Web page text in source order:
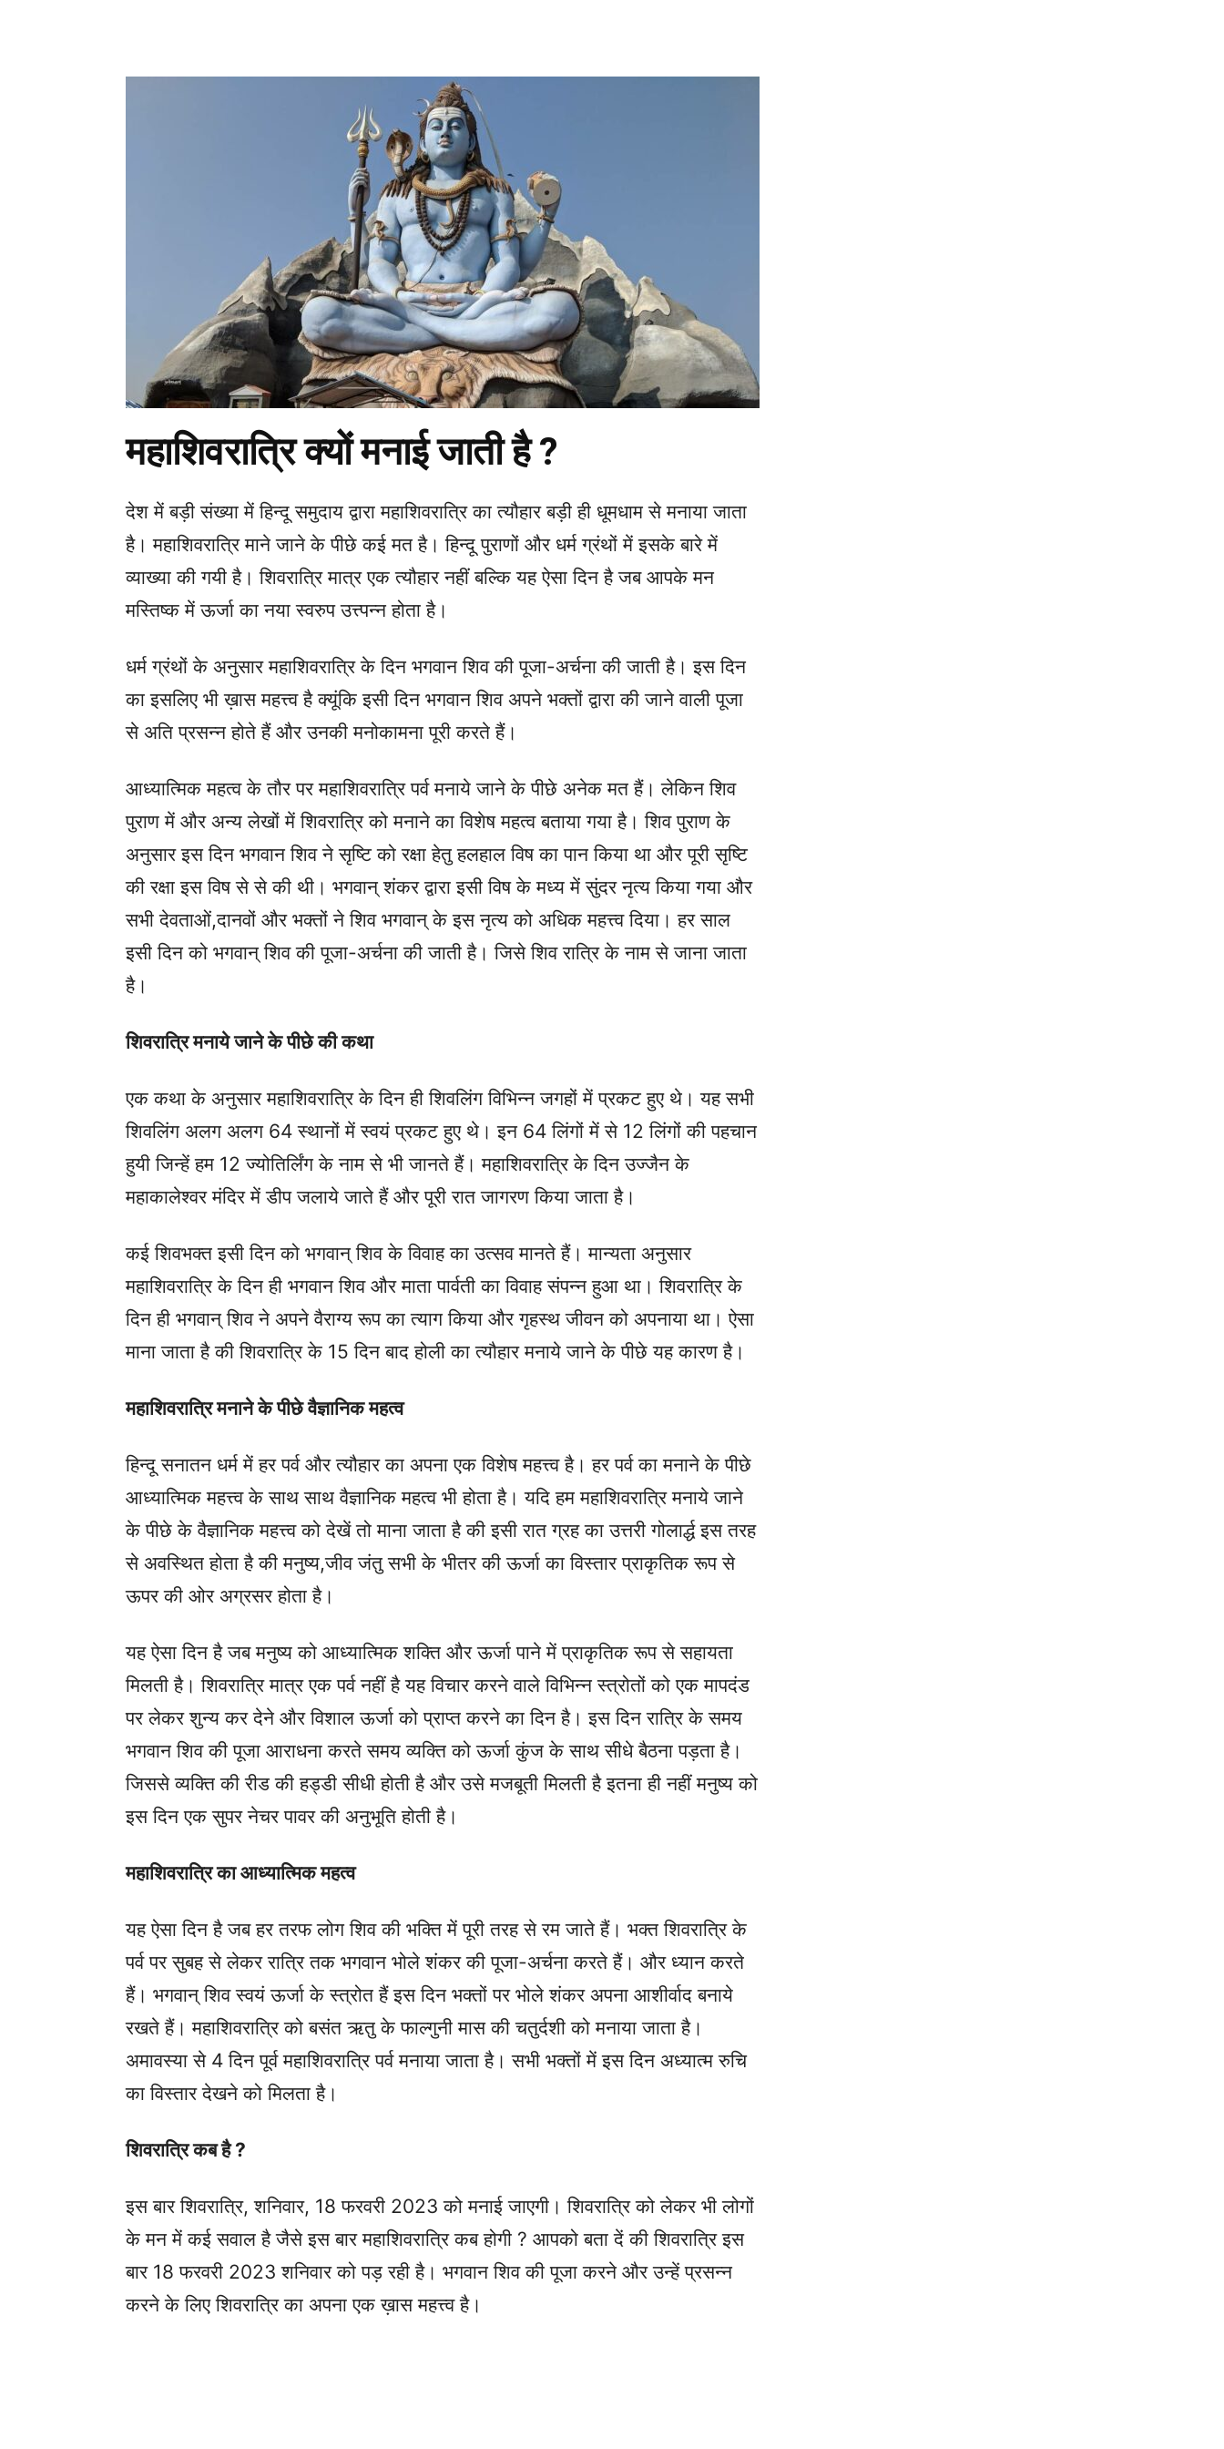
महाशिवरात्रि क्यों मनाई जाती है ?
देश में बड़ी संख्या में हिन्दू समुदाय द्वारा महाशिवरात्रि का त्यौहार बड़ी ही धूमधाम से मनाया जाता
है। महाशिवरात्रि माने जाने के पीछे कई मत है। हिन्दू पुराणों और धर्म ग्रंथों में इसके बारे में
व्याख्या की गयी है। शिवरात्रि मात्र एक त्यौहार नहीं बल्कि यह ऐसा दिन है जब आपके मन
मस्तिष्क में ऊर्जा का नया स्वरुप उत्त्पन्न होता है।
धर्म ग्रंथों के अनुसार महाशिवरात्रि के दिन भगवान शिव की पूजा-अर्चना की जाती है। इस दिन
का इसलिए भी ख़ास महत्त्व है क्यूंकि इसी दिन भगवान शिव अपने भक्तों द्वारा की जाने वाली पूजा
से अति प्रसन्न होते हैं और उनकी मनोकामना पूरी करते हैं।
आध्यात्मिक महत्व के तौर पर महाशिवरात्रि पर्व मनाये जाने के पीछे अनेक मत हैं। लेकिन शिव
पुराण में और अन्य लेखों में शिवरात्रि को मनाने का विशेष महत्व बताया गया है। शिव पुराण के
अनुसार इस दिन भगवान शिव ने सृष्टि को रक्षा हेतु हलहाल विष का पान किया था और पूरी सृष्टि
की रक्षा इस विष से से की थी। भगवान् शंकर द्वारा इसी विष के मध्य में सुंदर नृत्य किया गया और
सभी देवताओं,दानवों और भक्तों ने शिव भगवान् के इस नृत्य को अधिक महत्त्व दिया। हर साल
इसी दिन को भगवान् शिव की पूजा-अर्चना की जाती है। जिसे शिव रात्रि के नाम से जाना जाता
है।
शिवरात्रि मनाये जाने के पीछे की कथा
एक कथा के अनुसार महाशिवरात्रि के दिन ही शिवलिंग विभिन्न जगहों में प्रकट हुए थे। यह सभी
शिवलिंग अलग अलग 64 स्थानों में स्वयं प्रकट हुए थे। इन 64 लिंगों में से 12 लिंगों की पहचान
हुयी जिन्हें हम 12 ज्योतिर्लिंग के नाम से भी जानते हैं। महाशिवरात्रि के दिन उज्जैन के
महाकालेश्वर मंदिर में डीप जलाये जाते हैं और पूरी रात जागरण किया जाता है।
कई शिवभक्त इसी दिन को भगवान् शिव के विवाह का उत्सव मानते हैं। मान्यता अनुसार
महाशिवरात्रि के दिन ही भगवान शिव और माता पार्वती का विवाह संपन्न हुआ था। शिवरात्रि के
दिन ही भगवान् शिव ने अपने वैराग्य रूप का त्याग किया और गृहस्थ जीवन को अपनाया था। ऐसा
माना जाता है की शिवरात्रि के 15 दिन बाद होली का त्यौहार मनाये जाने के पीछे यह कारण है।
महाशिवरात्रि मनाने के पीछे वैज्ञानिक महत्व
हिन्दू सनातन धर्म में हर पर्व और त्यौहार का अपना एक विशेष महत्त्व है। हर पर्व का मनाने के पीछे
आध्यात्मिक महत्त्व के साथ साथ वैज्ञानिक महत्व भी होता है। यदि हम महाशिवरात्रि मनाये जाने
के पीछे के वैज्ञानिक महत्त्व को देखें तो माना जाता है की इसी रात ग्रह का उत्तरी गोलार्द्ध इस तरह
से अवस्थित होता है की मनुष्य,जीव जंतु सभी के भीतर की ऊर्जा का विस्तार प्राकृतिक रूप से
ऊपर की ओर अग्रसर होता है।
यह ऐसा दिन है जब मनुष्य को आध्यात्मिक शक्ति और ऊर्जा पाने में प्राकृतिक रूप से सहायता
मिलती है। शिवरात्रि मात्र एक पर्व नहीं है यह विचार करने वाले विभिन्न स्त्रोतों को एक मापदंड
पर लेकर शुन्य कर देने और विशाल ऊर्जा को प्राप्त करने का दिन है। इस दिन रात्रि के समय
भगवान शिव की पूजा आराधना करते समय व्यक्ति को ऊर्जा कुंज के साथ सीधे बैठना पड़ता है।
जिससे व्यक्ति की रीड की हड्डी सीधी होती है और उसे मजबूती मिलती है इतना ही नहीं मनुष्य को
इस दिन एक सुपर नेचर पावर की अनुभूति होती है।
महाशिवरात्रि का आध्यात्मिक महत्व
यह ऐसा दिन है जब हर तरफ लोग शिव की भक्ति में पूरी तरह से रम जाते हैं। भक्त शिवरात्रि के
पर्व पर सुबह से लेकर रात्रि तक भगवान भोले शंकर की पूजा-अर्चना करते हैं। और ध्यान करते
हैं। भगवान् शिव स्वयं ऊर्जा के स्त्रोत हैं इस दिन भक्तों पर भोले शंकर अपना आशीर्वाद बनाये
रखते हैं। महाशिवरात्रि को बसंत ऋतु के फाल्गुनी मास की चतुर्दशी को मनाया जाता है।
अमावस्या से 4 दिन पूर्व महाशिवरात्रि पर्व मनाया जाता है। सभी भक्तों में इस दिन अध्यात्म रुचि
का विस्तार देखने को मिलता है।
शिवरात्रि कब है ?
इस बार शिवरात्रि, शनिवार, 18 फरवरी 2023 को मनाई जाएगी। शिवरात्रि को लेकर भी लोगों
के मन में कई सवाल है जैसे इस बार महाशिवरात्रि कब होगी ? आपको बता दें की शिवरात्रि इस
बार 18 फरवरी 2023 शनिवार को पड़ रही है। भगवान शिव की पूजा करने और उन्हें प्रसन्न
करने के लिए शिवरात्रि का अपना एक ख़ास महत्त्व है।